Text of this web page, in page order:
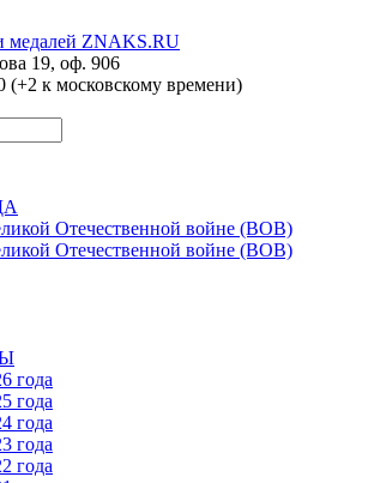
19, оф. 906
к московскому времени)
Отечественной войне (ВОВ)
Отечественной войне (ВОВ)
года
года
года
года
года